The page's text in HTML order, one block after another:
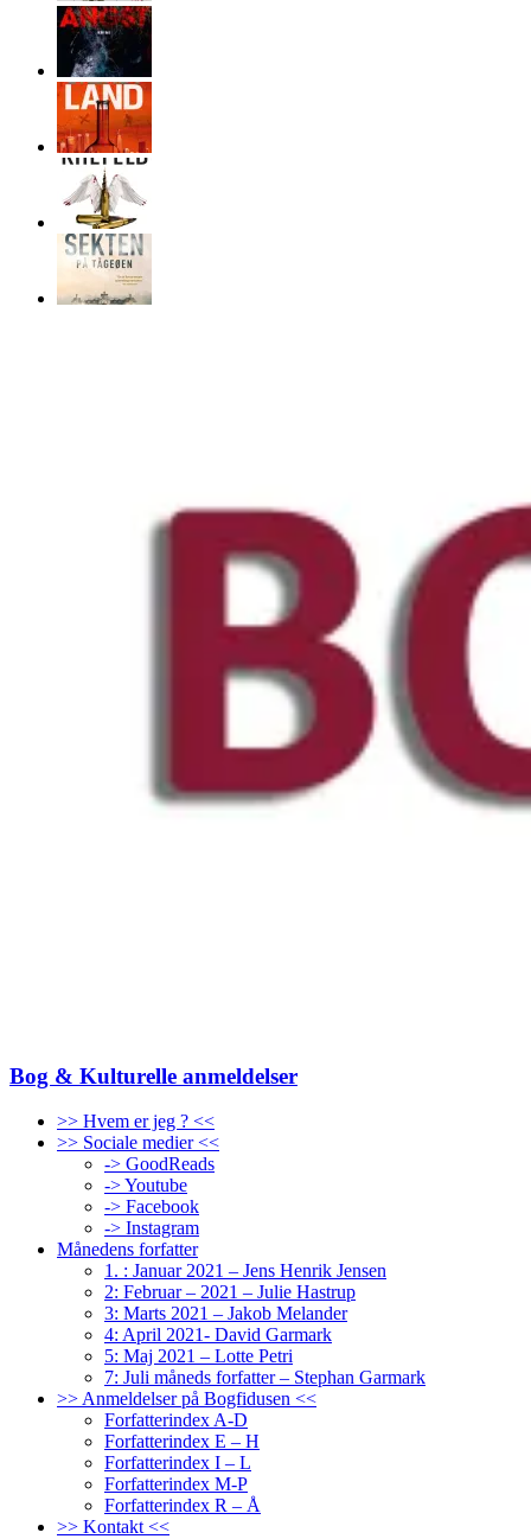
Bog & Kulturelle anmeldelser
>> Hvem er jeg ? <<
>> Sociale medier <<
-> GoodReads
-> Youtube
-> Facebook
-> Instagram
Månedens forfatter
1. : Januar 2021 – Jens Henrik Jensen
2: Februar – 2021 – Julie Hastrup
3: Marts 2021 – Jakob Melander
4: April 2021- David Garmark
5: Maj 2021 – Lotte Petri
7: Juli måneds forfatter – Stephan Garmark
>> Anmeldelser på Bogfidusen <<
Forfatterindex A-D
Forfatterindex E – H
Forfatterindex I – L
Forfatterindex M-P
Forfatterindex R – Å
>> Kontakt <<